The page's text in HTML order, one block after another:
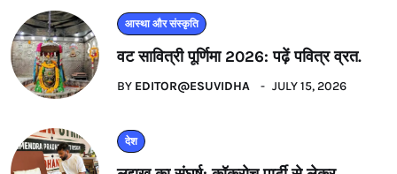
आस्था और संस्कृति
वट सावित्री पूर्णिमा 2026: पढ़ें पवित्र व्रत.
BY EDITOR@ESUVIDHA JULY 15, 2026
देश